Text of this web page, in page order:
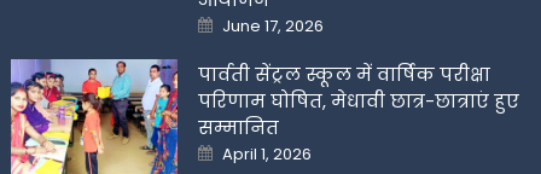
Posted
on
June 17, 2026
पार्वती सेंट्रल स्कूल में वार्षिक परीक्षा
परिणाम घोषित, मेधावी छात्र-छात्राएं हुए
सम्मानित
Posted
on
April 1, 2026